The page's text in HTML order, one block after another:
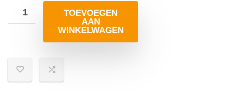
TOEVOEGEN
AAN
WINKELWAGEN